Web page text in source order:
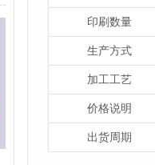
印刷数量
生产方式
加工工艺
价格说明
出货周期